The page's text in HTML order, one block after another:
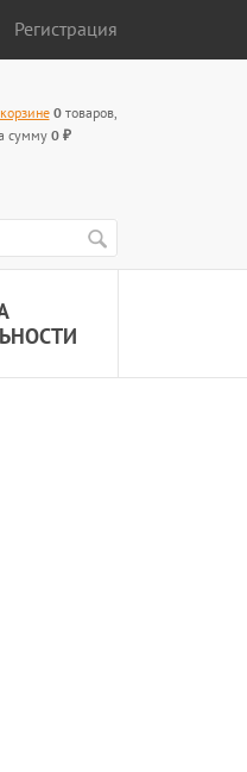
Регистрация
корзине 0товаров,
сумму 0 ₽